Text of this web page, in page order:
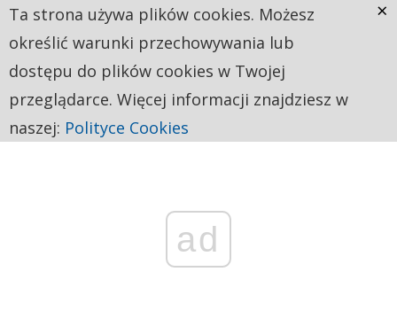
ad
Ta strona używa plików cookies. Możesz
określić warunki przechowywania lub
dostępu do plików cookies w Twojej
przeglądarce. Więcej informacji znajdziesz w
naszej: Polityce Cookies
×